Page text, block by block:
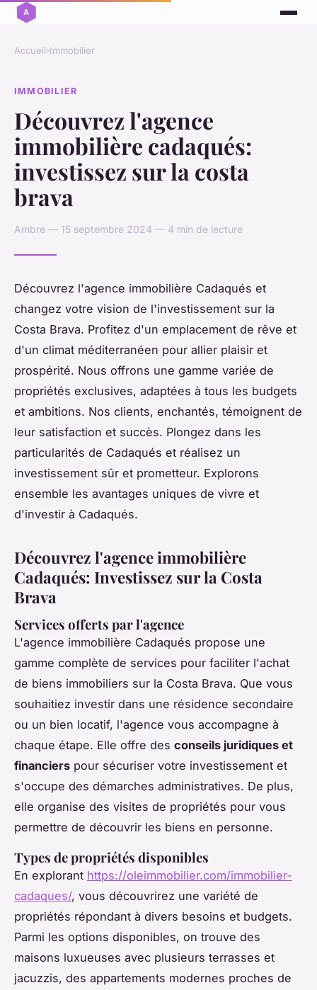
Accueil›Immobilier
IMMOBILIER
Découvrez l'agence
immobilière cadaqués:
investissez sur la costa
brava
Ambre — 15 septembre 2024 — 4 min de lecture
Découvrez l'agence immobilière Cadaqués et
changez votre vision de l'investissement sur la
Costa Brava. Profitez d'un emplacement de rêve et
d'un climat méditerranéen pour allier plaisir et
prospérité. Nous offrons une gamme variée de
propriétés exclusives, adaptées à tous les budgets
et ambitions. Nos clients, enchantés, témoignent de
leur satisfaction et succès. Plongez dans les
particularités de Cadaqués et réalisez un
investissement sûr et prometteur. Explorons
ensemble les avantages uniques de vivre et
d'investir à Cadaqués.
Découvrez l'agence immobilière
Cadaqués: Investissez sur la Costa
Brava
Services offerts par l'agence
L'agence immobilière Cadaqués propose une
gamme complète de services pour faciliter l'achat
de biens immobiliers sur la Costa Brava. Que vous
souhaitiez investir dans une résidence secondaire
ou un bien locatif, l'agence vous accompagne à
chaque étape. Elle offre des conseils juridiques et
financiers pour sécuriser votre investissement et
s'occupe des démarches administratives. De plus,
elle organise des visites de propriétés pour vous
permettre de découvrir les biens en personne.
Types de propriétés disponibles
En explorant https://oleimmobilier.com/immobilier-
cadaques/, vous découvrirez une variété de
propriétés répondant à divers besoins et budgets.
Parmi les options disponibles, on trouve des
maisons luxueuses avec plusieurs terrasses et
jacuzzis, des appartements modernes proches de